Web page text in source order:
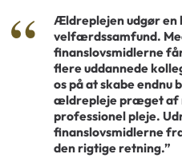
Ældreplejen udgør en
velfærdssamfund.
finanslovsmidlerne
flere uddannede
os på at skabe
ældrepleje præget
professionel pleje.
finanslovsmidlerne
den rigtige retning.”